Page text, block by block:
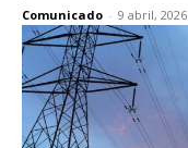
Comunicado - 9 abril, 2026